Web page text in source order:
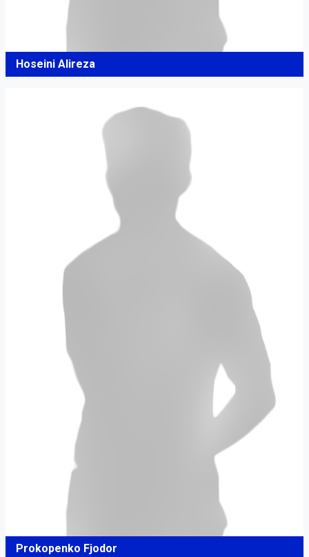
Hoseini Alireza
Prokopenko Fjodor